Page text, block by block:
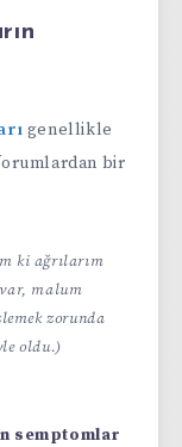
genellikle
bir
ki ağrılarım
malum
zorunda
oldu.)
semptomlar